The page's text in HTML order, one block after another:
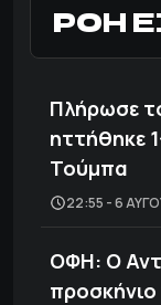
ΡΟΗ
Πλήρωσε
ηττήθηκε
Τούμπα
22:55 - 6
ΟΦΗ: Ο